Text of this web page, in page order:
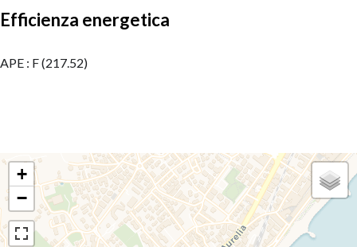
Efficienza energetica
APE : F (217.52)
+
−